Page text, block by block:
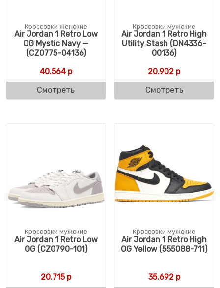
Кроссовки женские
Air Jordan 1 Retro Low
OG Mystic Navy —
(CZ0775-04136)
40.564р
Смотреть
Кроссовки мужские
Air Jordan 1 Retro High
Utility Stash (DN4336-
00136)
20.902 р
Смотреть
Кроссовки мужские
Air Jordan 1 Retro Low
OG (CZ0790-101)
20.715р
Кроссовки мужские
Air Jordan 1 Retro High
OG Yellow (555088-711)
35.692р